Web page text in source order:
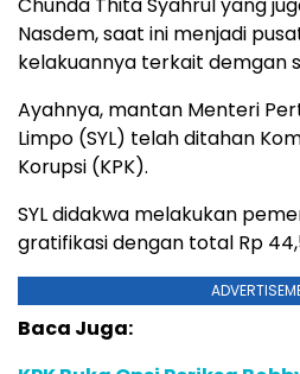
Chunda Thita Syahrul yang
Nasdem, saat ini menjadi
kelakuannya terkait demgan
Ayahnya, mantan Menteri
Limpo (SYL) telah ditahan
Korupsi (KPK).
SYL didakwa melakukan
gratifikasi dengan total Rp
Baca Juga: